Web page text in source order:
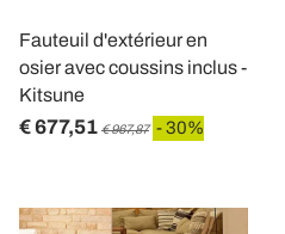
Fauteuil d'extérieur en
osier avec coussins inclus -
Kitsune
€ 677,51 € 967,87 - 30%